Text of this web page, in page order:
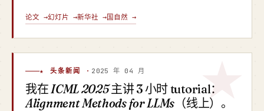
论文 →幻灯片 →新华社 →国自然 →
★ 头条新闻 · 2025 年 04 月
我在ICML 2025主讲 3 小时 tutorial：
Alignment Methods for LLMs （线上）。